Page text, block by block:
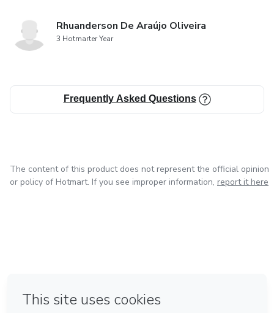
Rhuanderson De Araújo Oliveira
3 Hotmarter Year
Frequently Asked Questions
The content of this product does not represent the official opinion
or policy of Hotmart. If you see improper information, report it here
Made with❤ in Belo Horizonte